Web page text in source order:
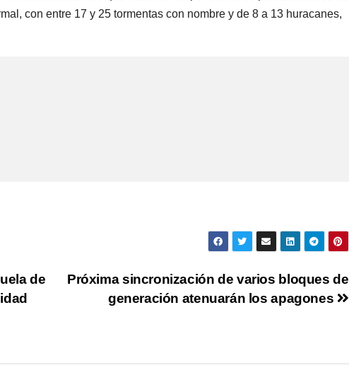
con entre 17 y 25 tormentas con nombre y de 8 a 13 huracanes,
Próxima sincronización de varios bloques de
generación atenuarán los apagones
de